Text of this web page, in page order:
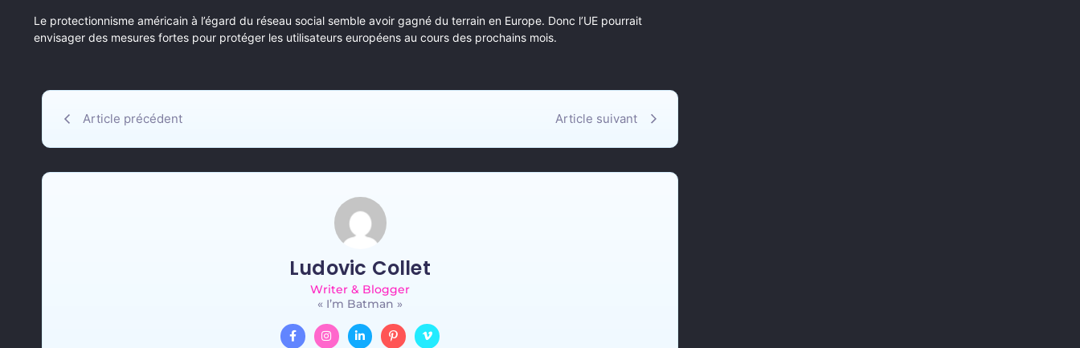
Le protectionnisme américain à l’égard du réseau social semble avoir gagné du terrain en Europe. Donc l’UE pourrait
envisager des mesures fortes pour protéger les utilisateurs européens au cours des prochains mois.
Article précédent Article suivant
Ludovic Collet
Writer & Blogger
« I’m Batman »